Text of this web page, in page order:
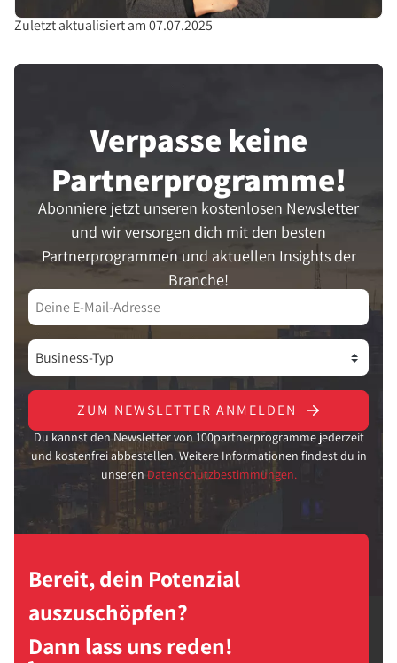
Zuletzt aktualisiert am 07.07.2025
Verpasse keine
Partner­programme!
Abonniere jetzt unseren kostenlosen Newsletter
und wir versorgen dich mit den besten
Partnerprogrammen und aktuellen Insights der
Branche!
ZUM NEWSLETTER ANMELDEN
Du kannst den Newsletter von 100partnerprogramme jederzeit
und kostenfrei abbestellen. Weitere Informationen findest du in
unseren Datenschutzbestimmungen.
Bereit, dein Potenzial
auszuschöpfen?
Dann lass uns reden!